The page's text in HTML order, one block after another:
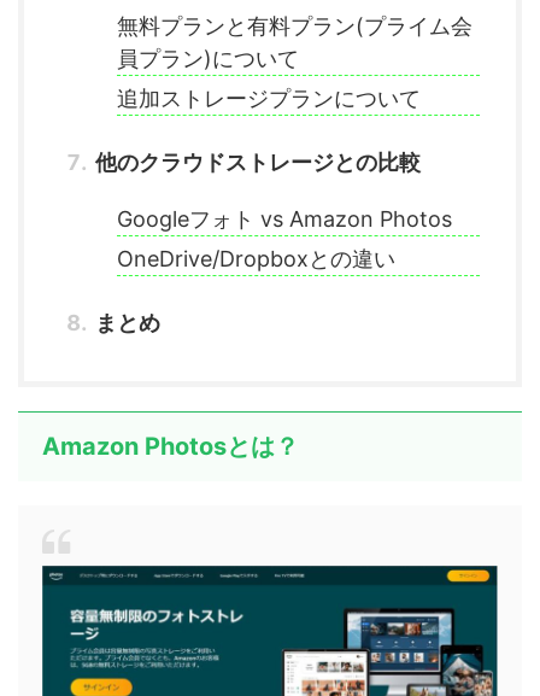
無料プランと有料プラン(プライム会
員プラン)について
追加ストレージプランについて
他のクラウドストレージとの比較
Googleフォト vs Amazon Photos
OneDrive/Dropboxとの違い
まとめ
Amazon Photosとは？